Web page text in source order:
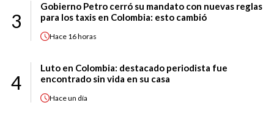
3
Gobierno Petro cerró su mandato con nuevas reglas
para los taxis en Colombia: esto cambió
Hace 16 horas
4
Luto en Colombia: destacado periodista fue
encontrado sin vida en su casa
Haceun día